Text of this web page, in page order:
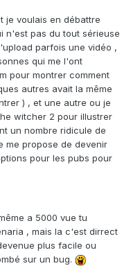
je voulais en débattre
n'est pas du tout sérieuse
parfois une vidéo ,
qui me l'ont
pour montrer comment
autres avait la même
) , et une autre ou je
witcher 2 pour illustrer
un nombre ridicule de
me propose de devenir
pour les pubs pour
a 5000 vue tu
, mais la c'est dirrect
plus facile ou
sur un bug.